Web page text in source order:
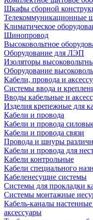
Шкафы сборной
Телекоммуникационные
Климатическое
Шинопровод
Высоковольтное
Оборудование для ЛЭП
Изоляторы
Оборудование
Кабели, провода и
Системы ввода и
Вводы кабельные и
Изделия крепежные для
Кабели и провода
Кабели и провода
Кабели и провода связи
Провода и шнуры
Кабели и провода для
Кабели контрольные
Кабели специального
Кабеленесущие системы
Системы для прокладки
Системы монтажные
Кабель-каналы
аксессуары